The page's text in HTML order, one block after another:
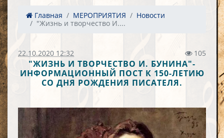
Главная МЕРОПРИЯТИЯ
Новости
"Жизнь и творчество И....
22.10.2020 12:32 105
"ЖИЗНЬ И ТВОРЧЕСТВО И. БУНИНА"-
ИНФОРМАЦИОННЫЙ ПОСТ К 150-ЛЕТИЮ
СО ДНЯ РОЖДЕНИЯ ПИСАТЕЛЯ.